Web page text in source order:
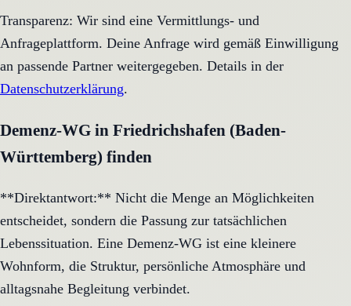
Transparenz: Wir sind eine Vermittlungs- und
Anfrageplattform. Deine Anfrage wird gemäß Einwilligung
an passende Partner weitergegeben. Details in der
Datenschutzerklärung.
Demenz-WG in Friedrichshafen (Baden-
Württemberg) finden
**Direktantwort:** Nicht die Menge an Möglichkeiten
entscheidet, sondern die Passung zur tatsächlichen
Lebenssituation. Eine Demenz-WG ist eine kleinere
Wohnform, die Struktur, persönliche Atmosphäre und
alltagsnahe Begleitung verbindet.